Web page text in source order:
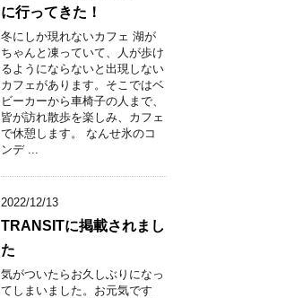
に行ってきた！
冬にしか現れないカフェ 湖が
ちゃんと凍っていて、人が歩け
るようにならないと出現しない
カフェがあります。そこではベ
ビーカーから車椅子の人まで、
皆が訪れ散歩を楽しみ、カフェ
で休憩します。 なんせ氷のコ
ンデ ...
2022/12/13
TRANSITに掲載されまし
た
気がついたらお久しぶりになっ
てしまいました。お元気です